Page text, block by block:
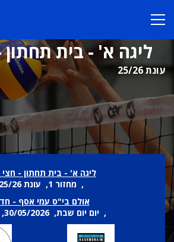
ליגה א' - בית
עונת 25/26
ליגה א' - בית תחתון - חצי
, מחזור 1, עונת 25/26
אולם בי"ס עמי אסף -
, יום יום שבת, 30/05/2026, 21:00